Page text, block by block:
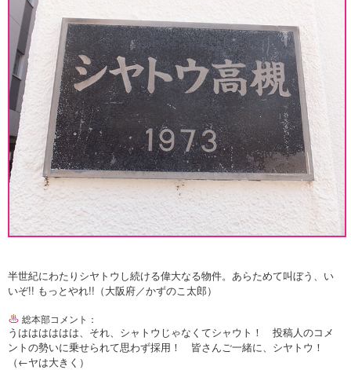
半世紀にわたりシヤトウし続ける偉大なる物件。あらためて叫ぼう、い
いぞ!! もっとやれ!!（大阪府／かずのこ太郎）
総本部コメント：
うはははははは、それ、シャトウじゃなくてシャウト！ 投稿人のコメ
ントの勢いに乗せられて思わず採用！ 皆さんご一緒に、シヤトウ！
（←ヤは大きく）